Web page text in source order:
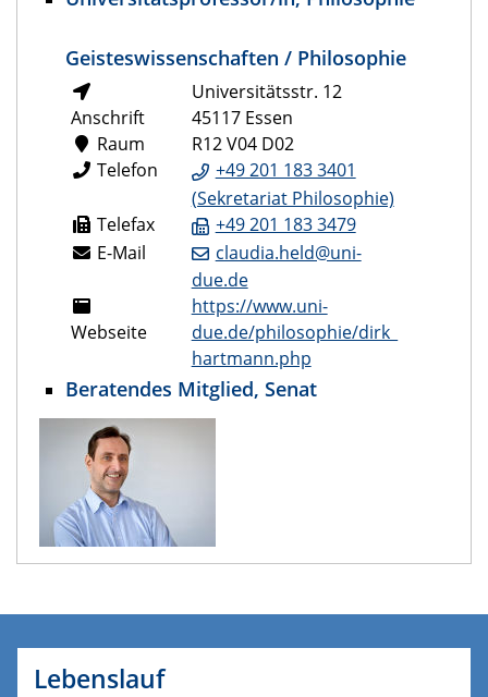
Geisteswissenschaften / Philosophie
Anschrift
Universitätsstr. 12
45117 Essen
Raum
R12 V04 D02
Telefon
+49 201 183 3401
(Sekretariat Philosophie)
Telefax
+49 201 183 3479
E-Mail
claudia.held@uni-
due.de
Webseite
https://www.uni-
due.de/philosophie/dirk_
hartmann.php
Beratendes Mitglied, Senat
Lebenslauf